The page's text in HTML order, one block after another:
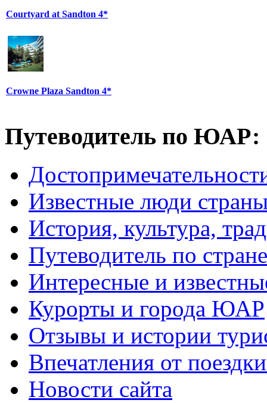
Courtyard at Sandton 4*
Crowne Plaza Sandton 4*
Путеводитель по ЮАР:
Известные люди
История, культура,
Путеводитель по стране
Интересные и
Курорты и города ЮАР
Отзывы и истории
Впечатления от
Новости сайта